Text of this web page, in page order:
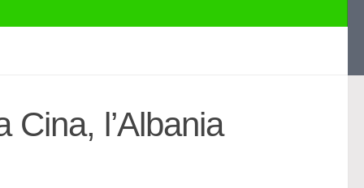
l’Albania